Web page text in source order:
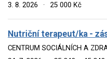
3. 8. 2026
· 25 000 Kč
Nutriční terapeut/ka -
CENTRUM SOCIÁLNÍCH A